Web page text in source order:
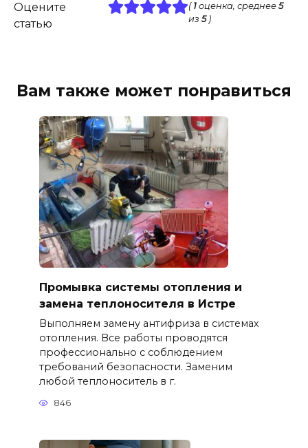
Оцените
статью
( 1оценка, среднее 5
из 5)
Вам также может понравиться
Промывка системы отопления и
замена теплоносителя в Истре
Выполняем замену антифриза в системах
отопления. Все работы проводятся
профессионально с соблюдением
требований безопасности. Заменим
любой теплоноситель в г.
846